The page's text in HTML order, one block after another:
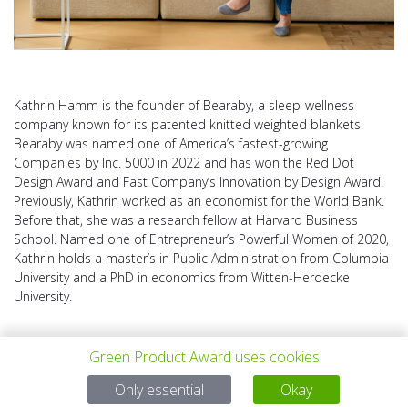
Kathrin Hamm is the founder of Bearaby, a sleep-wellness
company known for its patented knitted weighted blankets.
Bearaby was named one of America’s fastest-growing
Companies by Inc. 5000 in 2022 and has won the Red Dot
Design Award and Fast Company’s Innovation by Design Award.
Previously, Kathrin worked as an economist for the World Bank.
Before that, she was a research fellow at Harvard Business
School. Named one of Entrepreneur’s Powerful Women of 2020,
Kathrin holds a master’s in Public Administration from Columbia
University and a PhD in economics from Witten-Herdecke
University.
Green Product Award uses cookies
Only essential
Okay